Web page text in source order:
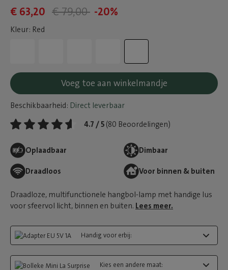
€ 63,20 € 79,00 -20%
Kleur: Red
Voeg toe aan winkelmandje
Beschikbaarheid: Direct leverbaar
4.7 / 5 (80 Beoordelingen)
Oplaadbaar Dimbaar
Draadloos Voor binnen & buiten
Draadloze, multifunctionele hangbol-lamp met handige lus
voor sfeervol licht, binnen en buiten. Lees meer.
Handig voor erbij:
Kies een andere maat: